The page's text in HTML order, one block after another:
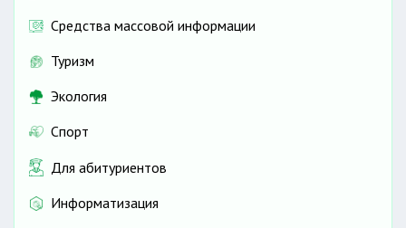
Средства массовой информации
Туризм
Экология
Спорт
Для абитуриентов
Информатизация